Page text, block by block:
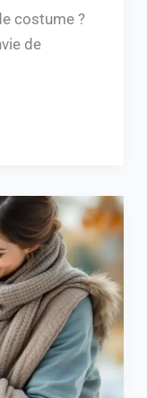
costume ?
de